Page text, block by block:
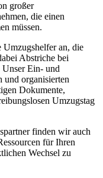
großer
die einen
müssen.
an, die
Abstriche bei
Unser Ein- und
und organisierten
Dokumente,
Umzugstag
finden wir auch
für Ihren
Wechsel zu